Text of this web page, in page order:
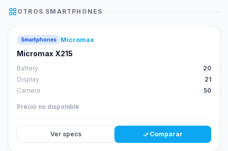
grid_view OTROS SMARTPHONES
Smartphones Micromax
Micromax X215
Battery
20
Display
21
Camera
50
Precio no disponible
Ver specs compare_arrowsComparar